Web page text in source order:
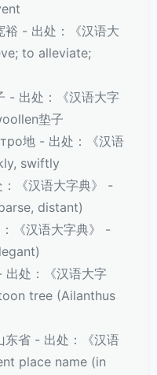
裕 - 出处：《汉语大
to alleviate;
- 出处：《汉语大字
垫子
地 - 出处：《汉语
swiftly
《汉语大字典》 -
distant)
《汉语大字典》 -
处：《汉语大字
tree (Ailanthus
东省 - 出处：《汉语
place name (in